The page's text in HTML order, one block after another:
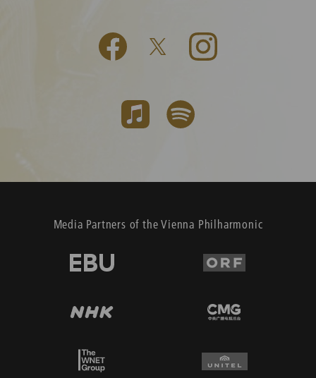
Media Partners of the Vienna Philharmonic